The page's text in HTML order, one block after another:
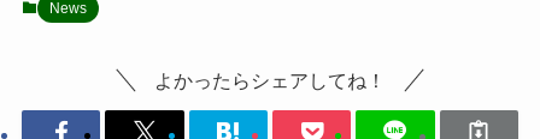
News
よかったらシェアしてね！